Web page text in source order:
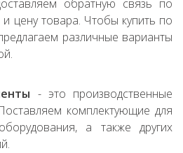
обратную связь по
и цену товара. Чтобы купить по
различные варианты
- это производственные
комплектующие для
а также других